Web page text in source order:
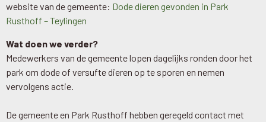
website van de gemeente: Dode dieren gevonden in Park
Rusthoff – Teylingen
Wat doen we verder?
Medewerkers van de gemeente lopen dagelijks ronden door het
park om dode of versufte dieren op te sporen en nemen
vervolgens actie.
De gemeente en Park Rusthoff hebben geregeld contact met